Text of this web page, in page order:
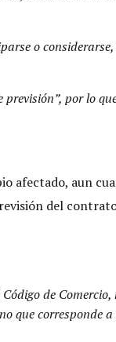
o
por lo
afectado, aun
del
de
que corresponde